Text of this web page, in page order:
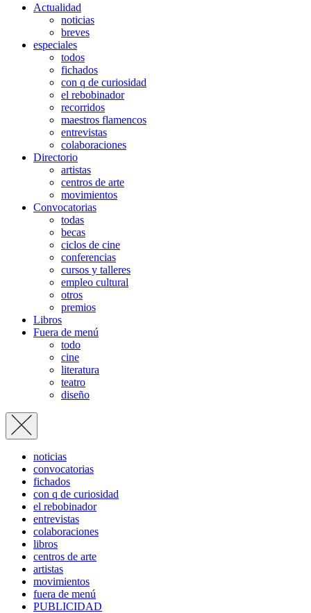
Actualidad
noticias
breves
especiales
todos
fichados
con q de curiosidad
el rebobinador
recorridos
maestros flamencos
entrevistas
colaboraciones
Directorio
artistas
centros de arte
movimientos
Convocatorias
todas
becas
ciclos de cine
conferencias
cursos y talleres
empleo cultural
otros
premios
Libros
Fuera de menú
todo
cine
literatura
teatro
diseño
noticias
convocatorias
fichados
con q de curiosidad
el rebobinador
entrevistas
colaboraciones
libros
centros de arte
artistas
movimientos
fuera de menú
PUBLICIDAD